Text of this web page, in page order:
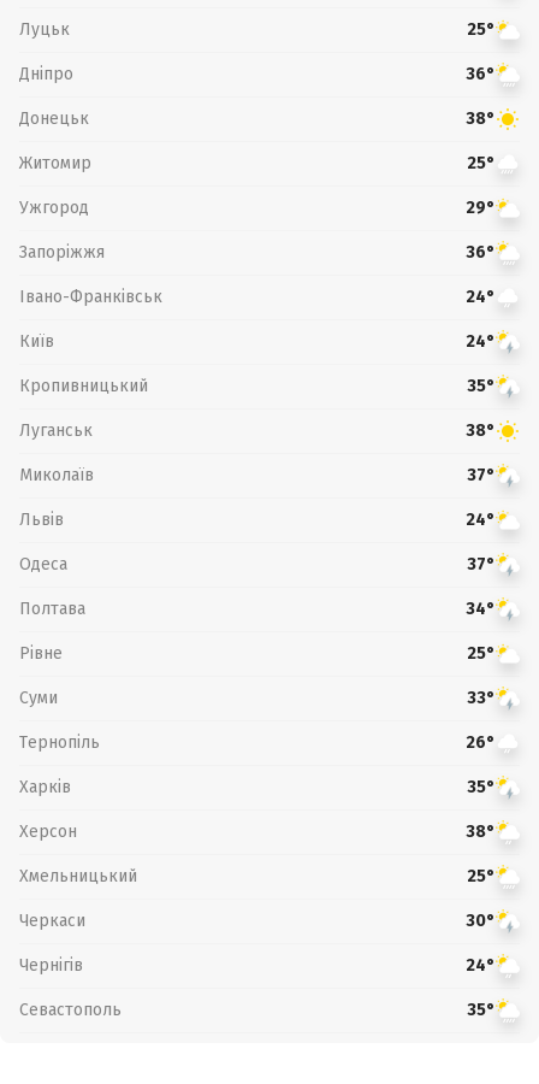
Луцьк 25°
Дніпро 36°
Донецьк 38°
Житомир 25°
Ужгород 29°
Запоріжжя 36°
Івано-Франківськ 24°
Київ 24°
Кропивницький 35°
Луганськ 38°
Миколаїв 37°
Львів 24°
Одеса 37°
Полтава 34°
Рівне 25°
Суми 33°
Тернопіль 26°
Харків 35°
Херсон 38°
Хмельницький 25°
Черкаси 30°
Чернігів 24°
Севастополь 35°